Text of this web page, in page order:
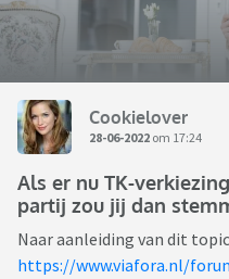
Cookielover
28-06-2022 om 17:24
Als er nu TK-
partij zou jij dan
Naar aanleiding van dit
https://www.viafora.nl/